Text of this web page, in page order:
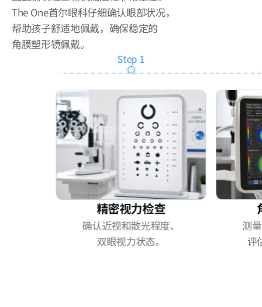
The One首尔眼科仔细确认眼部状况，
帮助孩子舒适地佩戴，确保稳定的
角膜塑形镜佩戴。
Step 1
精密视力检查
确认近视和散光程度、
双眼视力状态。
测
评